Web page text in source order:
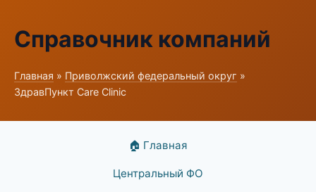
Справочник компаний
Главная » Приволжский федеральный округ »
ЗдравПункт Care Clinic
🏠 Главная
Центральный ФО